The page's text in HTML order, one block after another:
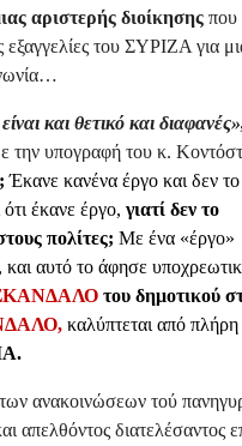
αριστερής διοίκησης που
εξαγγελίες του ΣΥΡΙΖΑ για
και θετικό και
την υπογραφή του κ.
Έκανε κανένα έργο και δεν
έκανε έργο, γιατί δεν το
πολίτες; Με ένα «έργο»
και αυτό το άφησε
του δημοτικού
καλύπτεται από πλήρη
ανακοινώσεων τού
απελθόντος διατελέσαντος